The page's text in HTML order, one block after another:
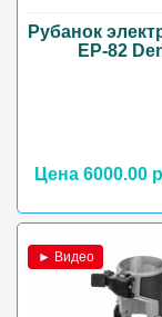
Рубанок
EP-82
Цена 6000.00
► Видео